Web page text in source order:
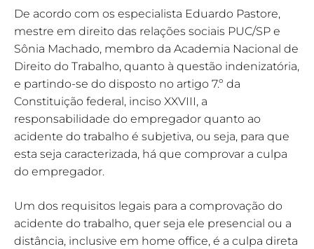
De acordo com os especialista Eduardo Pastore,
mestre em direito das relações sociais PUC/SP e
Sônia Machado, membro da Academia Nacional de
Direito do Trabalho, quanto à questão indenizatória,
e partindo-se do disposto no artigo 7.º da
Constituição federal, inciso XXVIII, a
responsabilidade do empregador quanto ao
acidente do trabalho é subjetiva, ou seja, para que
esta seja caracterizada, há que comprovar a culpa
do empregador.
Um dos requisitos legais para a comprovação do
acidente do trabalho, quer seja ele presencial ou a
distância, inclusive em home office, é a culpa direta